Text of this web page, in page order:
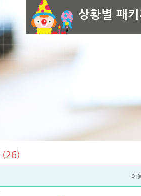
상황별 패
(26)
이